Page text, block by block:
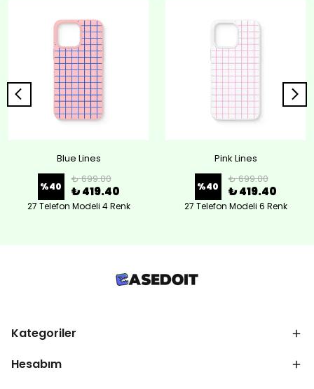
Blue Lines
%40
₺ 699.00
₺ 419.40
27 Telefon Modeli 4 Renk
Pink Lines
%40
₺ 699.00
₺ 419.40
27 Telefon Modeli 6 Renk
Kategoriler
Hesabım